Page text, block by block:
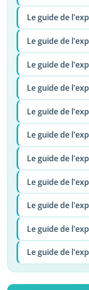
Le guide de
Le guide de
Le guide de
Le guide de
Le guide de
Le guide de
Le guide de
Le guide de
Le guide de
Le guide de
Le guide de